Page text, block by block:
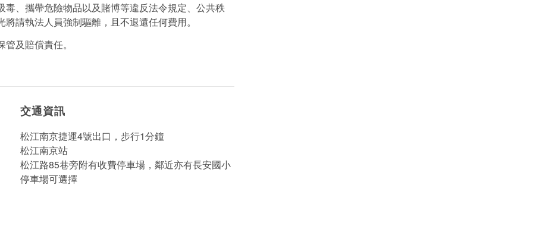
、攜帶危險物品以及賭博等違反法令規定、公共秩
請執法人員強制驅離，且不退還任何費用。
及賠償責任。
交通資訊
松江南京捷運4號出口，步行1分鐘
松江南京站
松江路85巷旁附有收費停車場，鄰近亦有長安國小
停車場可選擇